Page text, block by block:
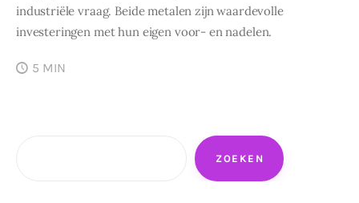
industriële vraag. Beide metalen zijn waardevolle
investeringen met hun eigen voor- en nadelen.
5 MIN
ZOEKEN